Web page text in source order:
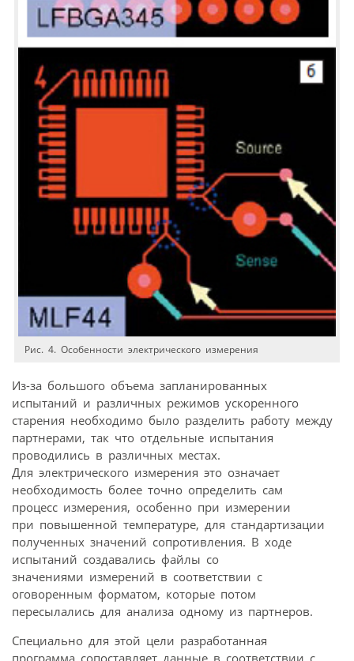
Рис. 4. Особенности электрического измерения
Из-за большого объема запланированных
испытаний и различных режимов ускоренного
старения необходимо было разделить работу между
партнерами, так что отдельные испытания
проводились в различных местах.
Для электрического измерения это означает
необходимость более точно определить сам
процесс измерения, особенно при измерении
при повышенной температуре, для стандартизации
полученных значений сопротивления. В ходе
испытаний создавались файлы со
значениями измерений в соответствии с
оговоренным форматом, которые потом
пересылались для анализа одному из партнеров.
Специально для этой цели разработанная